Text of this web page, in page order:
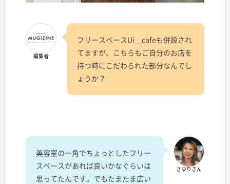
編集者
フリースペースUi＿cafeも併設され
てますが、こちらもご自分のお店を
持つ時にこだわられた部分なんでし
ょうか？
さゆりさん
美容室の一角でちょっとしたフリー
スペースがあれば良いかなぐらいは
思ってたんです。でもたまたま広い